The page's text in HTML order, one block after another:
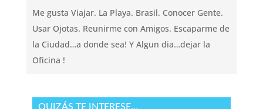
Me gusta Viajar. La Playa. Brasil. Conocer Gente.
Usar Ojotas. Reunirme con Amigos. Escaparme de
la Ciudad…a donde sea! Y Algun dia…dejar la
Oficina !
QUIZÁS TE INTERESE…